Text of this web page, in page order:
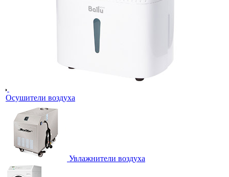
Осушители воздуха
Увлажнители воздуха